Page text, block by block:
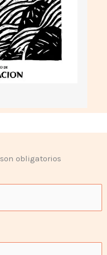
son obligatorios